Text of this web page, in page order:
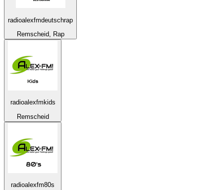
radioalexfmdeutschrap
Remscheid, Rap
radioalexfmkids
Remscheid
radioalexfm80s